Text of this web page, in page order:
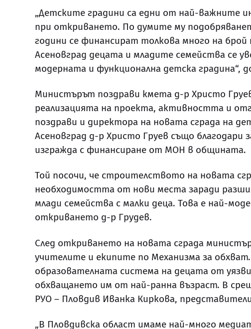
„Детските градини са едни от най-важните
при откриването. По думите му
години се финансират толкова много на брой
Асеновград децата и младите семейства се
модерната и функционална детска градина“,
Министърът поздрави кмета д-р Христо
реализацията на проекта, активността и
поздрави и директора на новата сграда на
Асеновград д-р Христо Груев също
изгражда с финансиране от МОН в общината.
Той посочи, че строителството на новата
необходимостта от нови места заради
млади семейства с малки деца. Това е най-
откриването д-р Грудев.
След откриването на новата сграда
учителите и екипите по Механизма за
образователната система на децата от
обхващането им от най-ранна възраст. В
РУО – Пловдив Иванка Киркова,
„В Пловдивска област имаме най-много